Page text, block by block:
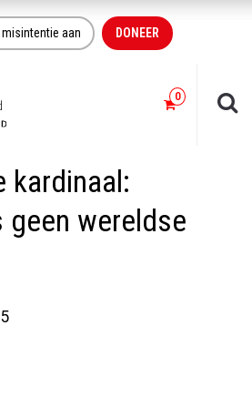
aan DONEER
kardinaal:
geen wereldse